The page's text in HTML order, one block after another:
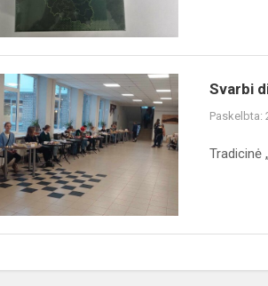
Svarbi
Paskelbta:
Tradicinė